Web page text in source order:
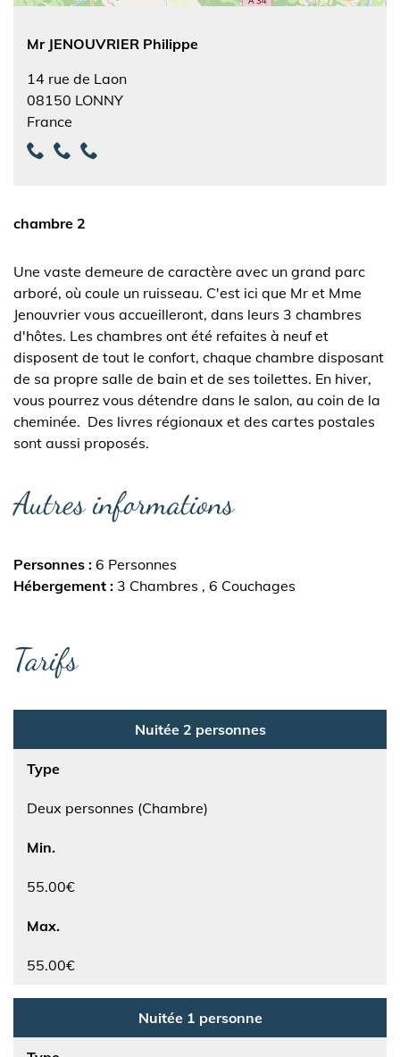
Mr JENOUVRIER Philippe
14 rue de Laon
08150 LONNY
France
chambre 2
Une vaste demeure de caractère avec un grand parc
arboré, où coule un ruisseau. C'est ici que Mr et Mme
Jenouvrier vous accueilleront, dans leurs 3 chambres
d'hôtes. Les chambres ont été refaites à neuf et
disposent de tout le confort, chaque chambre disposant
de sa propre salle de bain et de ses toilettes. En hiver,
vous pourrez vous détendre dans le salon, au coin de la
cheminée. Des livres régionaux et des cartes postales
sont aussi proposés.
Autres informations
Personnes 6 Personnes
Hébergement
3 Chambres 6 Couchages
Tarifs
Nuitée 2 personnes
Type
Deux personnes (Chambre)
Min.
55.00€
Max.
55.00€
Nuitée 1 personne